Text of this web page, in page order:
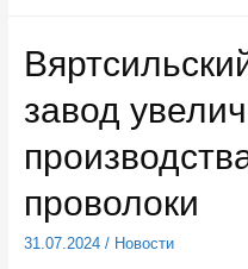
генеральным
консулом
Казахстана
в
Петербурге
сотрудничества
завод
проволоки
31.07.2024/ Новости